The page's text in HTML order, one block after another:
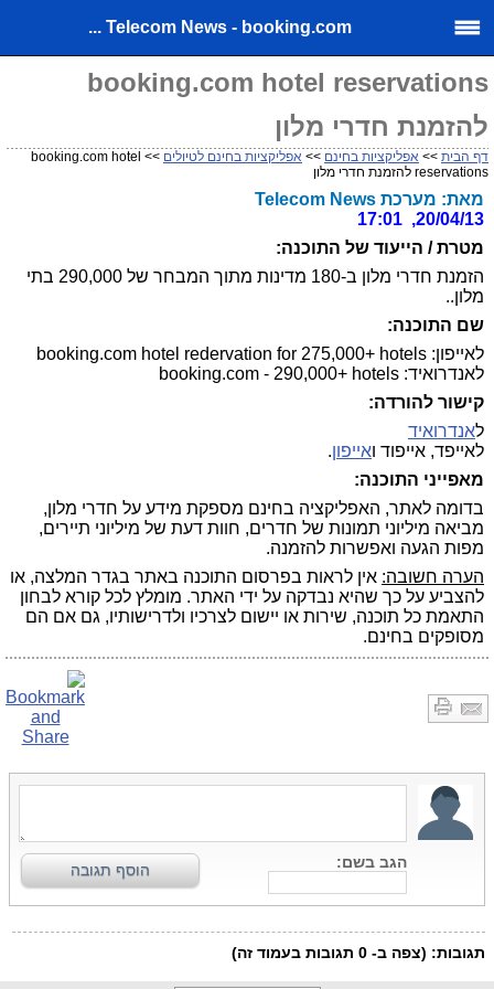
Telecom News - booking.com ...
booking.com hotel reservations
להזמנת חדרי מלון
דף הבית >> אפליקציות בחינם >> אפליקציות בחינם לטיולים
>> booking.com hotel
reservations להזמנת חדרי מלון
מאת: מערכת Telecom News
20/04/13, 17:01
מטרת / הייעוד של התוכנה:
הזמנת חדרי מלון ב-180 מדינות מתוך המבחר של 290,000 בתי
מלון..
שם התוכנה:
לאייפון: booking.com hotel redervation for 275,000+ hotels
לאנדרואיד: booking.com - 290,000+ hotels
קישור להורדה:
לאנדרואיד
לאייפד, אייפוד ואייפון.
מאפייני התוכנה:
בדומה לאתר, האפליקציה בחינם מספקת מידע על חדרי מלון,
מביאה מיליוני תמונות של חדרים, חוות דעת של מיליוני תיירים,
מפות הגעה ואפשרות להזמנה.
הערה חשובה: אין לראות בפרסום התוכנה באתר בגדר המלצה, או
להצביע על כך שהיא נבדקה על ידי האתר. מומלץ לכל קורא לבחון
התאמת כל תוכנה, שירות או יישום לצרכיו ולדרישותיו, גם אם הם
מסופקים בחינם.